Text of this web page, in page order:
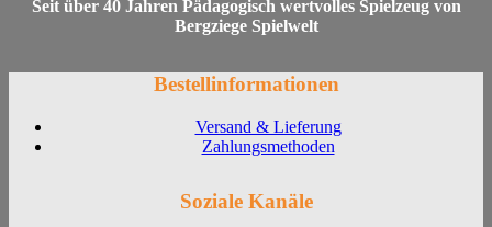
Seit über 40 Jahren Pädagogisch wertvolles Spielzeug von
Bergziege Spielwelt
Bestellinformationen
Versand & Lieferung
Zahlungsmethoden
Soziale Kanäle